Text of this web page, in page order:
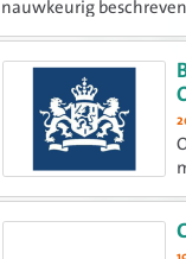
nauwkeurig
schoolcarriere moeten